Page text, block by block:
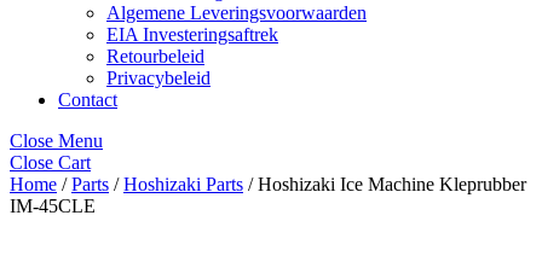
Algemene Leveringsvoorwaarden
EIA Investeringsaftrek
Retourbeleid
Privacybeleid
Contact
Close Menu
Close Cart
Home /Parts /Hoshizaki Parts / Hoshizaki Ice Machine Kleprubber
IM-45CLE